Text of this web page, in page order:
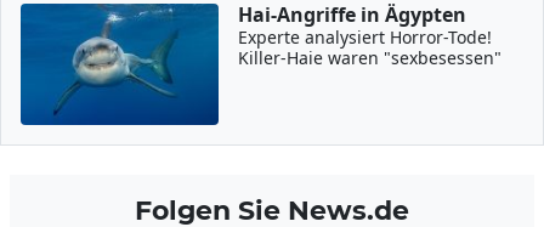
Hai-Angriffe in Ägypten
Experte analysiert Horror-Tode!
Killer-Haie waren "sexbesessen"
Folgen Sie News.de